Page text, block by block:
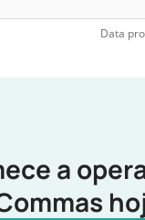
Data
a